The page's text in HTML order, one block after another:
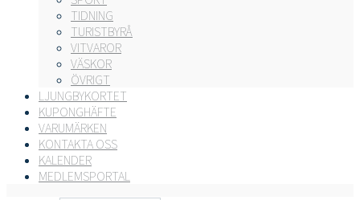
TIDNING
TURISTBYRÅ
VITVAROR
VÄSKOR
ÖVRIGT
LJUNGBYKORTET
KUPONGHÄFTE
VARUMÄRKEN
KONTAKTA OSS
KALENDER
MEDLEMSPORTAL